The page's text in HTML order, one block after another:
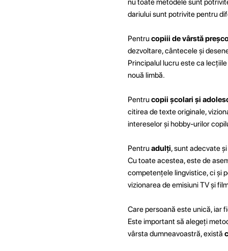
dariului sunt potrivite pentru
Pentru copiii de vârstă
dezvoltare, cântecele și
Principalul lucru este ca
nouă limbă.
Pentru copii școlari și
citirea de texte originale,
intereselor și hobby-urilor
Pentru adulți, sunt adecvate
Cu toate acestea, este de
competențele lingvistice, ci și
vizionarea de emisiuni TV și
Care persoană este unică, iar
Este important să alegeți
vârsta dumneavoastră, există